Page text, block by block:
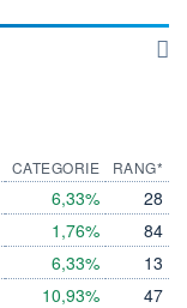
CATEGORIE
6,33%
1,76%
6,33%
10,93%
RANG*
28
84
13
47